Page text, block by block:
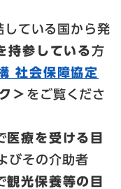
している国から発
持参している方
社会保障協定
＞ をご覧くださ
医療を受ける目
びその介助者
観光保養等の目